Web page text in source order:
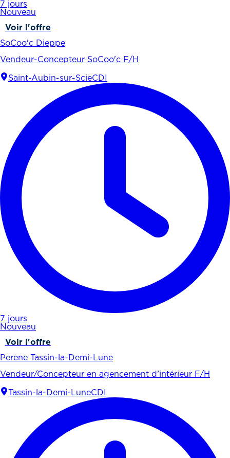
7 jours
Nouveau
Voir l'offre
SoCoo'c Dieppe
Vendeur-Concepteur SoCoo'c F/H
Saint-Aubin-sur-ScieCDI
7 jours
Nouveau
Voir l'offre
Perene Tassin-la-Demi-Lune
Vendeur/Concepteur en agencement d’intérieur F/H
Tassin-la-Demi-LuneCDI